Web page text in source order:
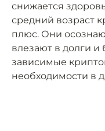
снижается
средний возраст
плюс. Они
влезают в долги и
зависимые
необходимости в